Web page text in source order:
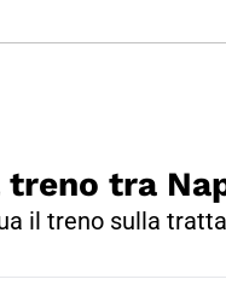
tra
il treno sulla